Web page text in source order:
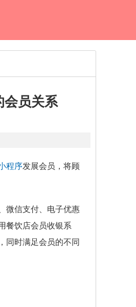
会员关系
程序发展会员，将顾
微信支付、电子优惠
餐饮店会员收银系
同时满足会员的不同